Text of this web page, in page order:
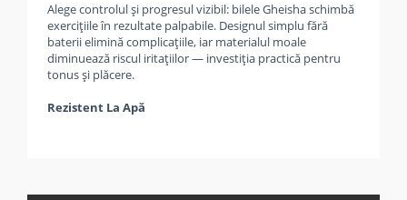
Alege controlul și progresul vizibil: bilele Gheisha schimbă
exercițiile în rezultate palpabile. Designul simplu fără
baterii elimină complicațiile, iar materialul moale
diminuează riscul iritațiilor — investiția practică pentru
tonus și plăcere.
Rezistent La Apă